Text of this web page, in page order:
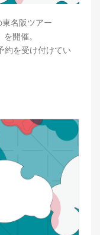
名阪ツアー
開催。
約を受け付けてい